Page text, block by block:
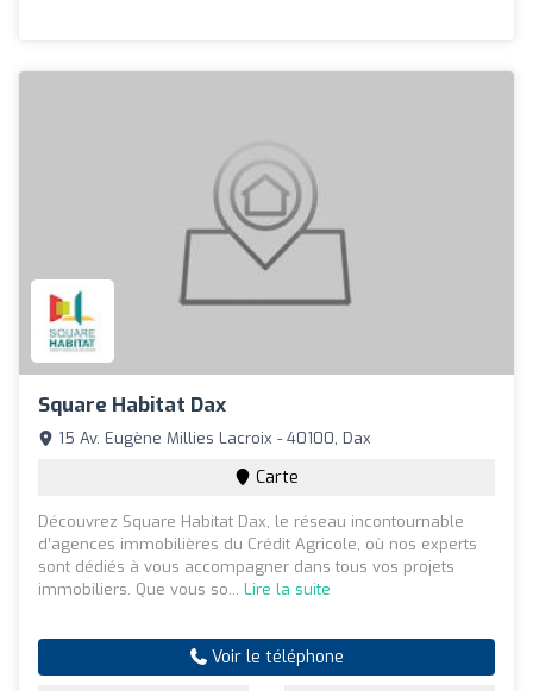
Square Habitat Dax
15 Av. Eugène Millies Lacroix - 40100, Dax
Carte
Découvrez Square Habitat Dax, le réseau incontournable
d’agences immobilières du Crédit Agricole, où nos experts
sont dédiés à vous accompagner dans tous vos projets
immobiliers. Que vous so... Lire la suite
Voir le téléphone